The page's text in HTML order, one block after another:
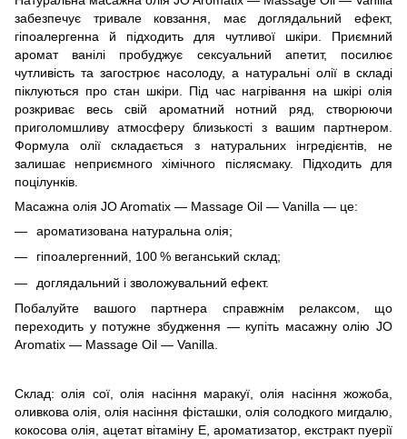
забезпечує тривале ковзання, має доглядальний ефект,
гіпоалергенна й підходить для чутливої ​​шкіри. Приємний
аромат ванілі пробуджує сексуальний апетит, посилює
чутливість та загострює насолоду, а натуральні олії в складі
піклуються про стан шкіри. Під час нагрівання на шкірі олія
розкриває весь свій ароматний нотний ряд, створюючи
приголомшливу атмосферу близькості з вашим партнером.
Формула олії складається з натуральних інгредієнтів, не
залишає неприємного хімічного післясмаку. Підходить для
поцілунків.
Масажна олія JO Aromatix — Massage Oil — Vanilla — це:
ароматизована натуральна олія;
гіпоалергенний, 100 % веганський склад;
доглядальний і зволожувальний ефект.
Побалуйте вашого партнера справжнім релаксом, що
переходить у потужне збудження — купіть масажну олію JO
Aromatix — Massage Oil — Vanilla.
Склад: олія сої, олія насіння маракуї, олія насіння жожоба,
оливкова олія, олія насіння фісташки, олія солодкого мигдалю,
кокосова олія, ацетат вітаміну Е, ароматизатор, екстракт пуерії